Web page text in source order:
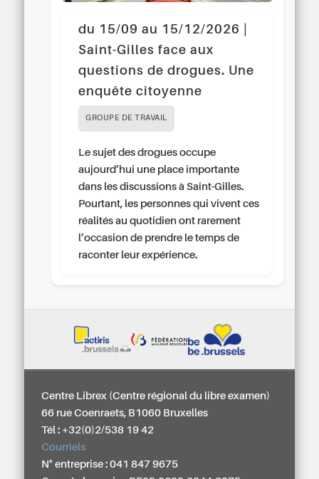
du 15/09 au 15/12/2026 |
Saint-Gilles face aux
questions de drogues. Une
enquête citoyenne
GROUPE DE TRAVAIL
Le sujet des drogues occupe
aujourd’hui une place importante
dans les discussions à Saint-Gilles.
Pourtant, les personnes qui vivent ces
réalités au quotidien ont rarement
l’occasion de prendre le temps de
raconter leur expérience.
Centre Librex (Centre régional du libre examen)
66 rue Coenraets, B1060 Bruxelles
Tél : +32(0)2/538 19 42
Courriels
N° entreprise : 041 847 9675